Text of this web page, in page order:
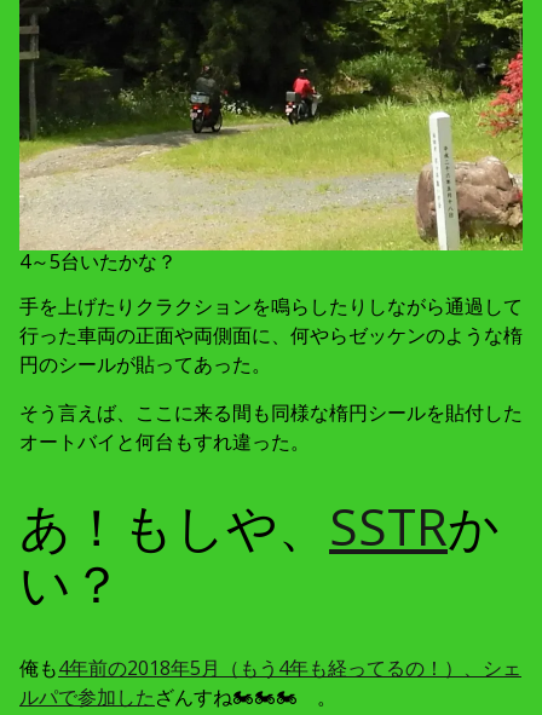
4～5台いたかな？
手を上げたりクラクションを鳴らしたりしながら通過して
行った車両の正面や両側面に、何やらゼッケンのような楕
円のシールが貼ってあった。
そう言えば、ここに来る間も同様な楕円シールを貼付した
オートバイと何台もすれ違った。
あ！もしや、 SSTRか
い？
俺も4年前の2018年5月（もう4年も経ってるの！）、シェ
ルパで参加したざんすね🏍🏍🏍 。